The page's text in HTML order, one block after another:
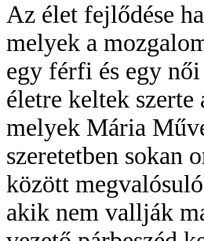
Az élet fejlődése
melyek a
egy férfi és egy
életre keltek
melyek Mária
szeretetben sokan
között
akik nem vallják